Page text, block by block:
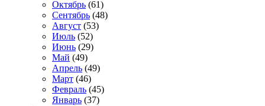
Октябрь (61)
Сентябрь (48)
Август (53)
Июль (52)
Июнь (29)
Май (49)
Апрель (49)
Март (46)
Февраль (45)
Январь (37)